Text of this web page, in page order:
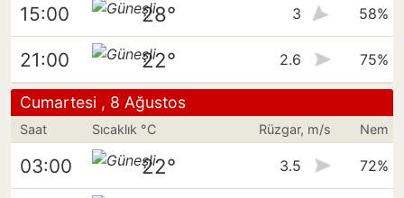
15:00 28° 3 58%
21:00 22° 2.6 75%
Cumartesi , 8 Ağustos
Saat Sıcaklık °C Rüzgar, m/s Nem
03:00 22° 3.5 72%